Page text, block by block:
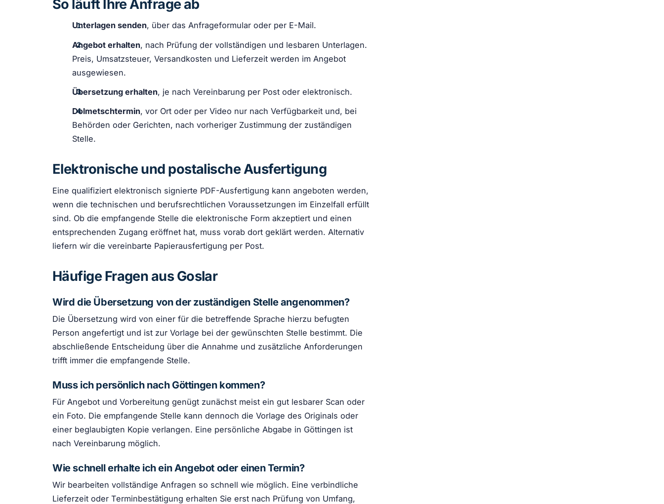
So läuft Ihre Anfrage ab
Unterlagen senden, über das Anfrageformular oder per E-Mail.
Angebot erhalten, nach Prüfung der vollständigen und lesbaren Unterlagen.
Preis, Umsatzsteuer, Versandkosten und Lieferzeit werden im Angebot
ausgewiesen.
Übersetzung erhalten, je nach Vereinbarung per Post oder elektronisch.
Dolmetschtermin, vor Ort oder per Video nur nach Verfügbarkeit und, bei
Behörden oder Gerichten, nach vorheriger Zustimmung der zuständigen
Stelle.
Elektronische und postalische Ausfertigung
Eine qualifiziert elektronisch signierte PDF-Ausfertigung kann angeboten werden,
wenn die technischen und berufsrechtlichen Voraussetzungen im Einzelfall erfüllt
sind. Ob die empfangende Stelle die elektronische Form akzeptiert und einen
entsprechenden Zugang eröffnet hat, muss vorab dort geklärt werden. Alternativ
liefern wir die vereinbarte Papierausfertigung per Post.
Häufige Fragen aus Goslar
Wird die Übersetzung von der zuständigen Stelle angenommen?
Die Übersetzung wird von einer für die betreffende Sprache hierzu befugten
Person angefertigt und ist zur Vorlage bei der gewünschten Stelle bestimmt. Die
abschließende Entscheidung über die Annahme und zusätzliche Anforderungen
trifft immer die empfangende Stelle.
Muss ich persönlich nach Göttingen kommen?
Für Angebot und Vorbereitung genügt zunächst meist ein gut lesbarer Scan oder
ein Foto. Die empfangende Stelle kann dennoch die Vorlage des Originals oder
einer beglaubigten Kopie verlangen. Eine persönliche Abgabe in Göttingen ist
nach Vereinbarung möglich.
Wie schnell erhalte ich ein Angebot oder einen Termin?
Wir bearbeiten vollständige Anfragen so schnell wie möglich. Eine verbindliche
Lieferzeit oder Terminbestätigung erhalten Sie erst nach Prüfung von Umfang,